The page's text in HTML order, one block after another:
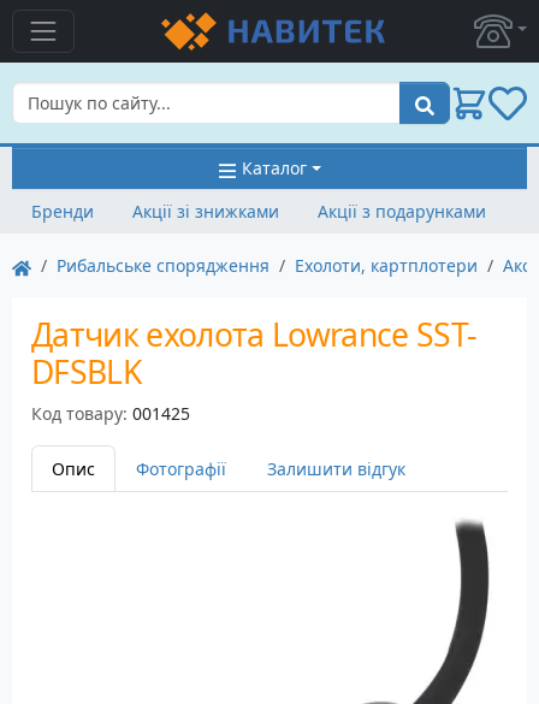
Пошук
Каталог
Бренди
Акції зі знижками Акції з подарунками
Рибальське спорядження Ехолоти, картплотери
Датчик ехолота Lowrance SST-
DFSBLK
Код товару: 001425
Опис Фотографії Залишити відгук